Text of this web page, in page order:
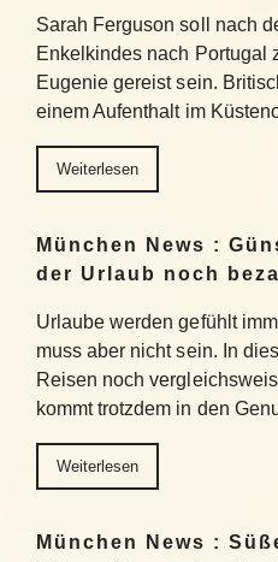
Sarah Ferguson soll nach
Enkelkindes nach Portugal
Eugenie gereist sein.
einem Aufenthalt im
Weiterlesen
München News :
der Urlaub noch
Urlaube werden gefühlt
muss aber nicht sein. In
Reisen noch
kommt trotzdem in den
Weiterlesen
München News :